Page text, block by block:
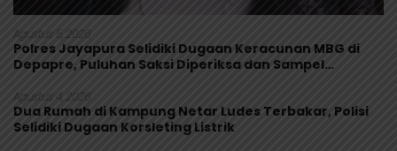
Agustus 5, 2026
Polres Jayapura Selidiki Dugaan Keracunan MBG di
Depapre, Puluhan Saksi Diperiksa dan Sampel
Agustus 4, 2026
Dua Rumah di Kampung Netar Ludes Terbakar, Polisi
Selidiki Dugaan Korsleting Listrik